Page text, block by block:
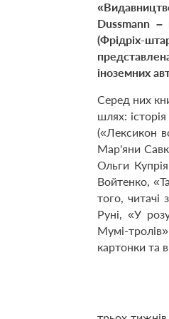
Dussmann –
(Фрідріх-
іноземних
Серед них
шлях:
(«Лексикон
Мар'яни
Ольги
Войтенко,
того, читачі
Руні, «У
Мумі-
картонки та